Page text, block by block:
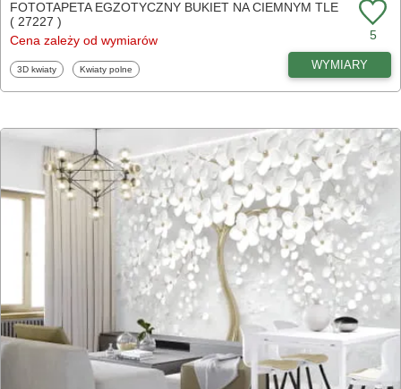
FOTOTAPETA EGZOTYCZNY BUKIET NA CIEMNYM TLE
( 27227 )
Cena zależy od wymiarów
5
Fototapety
3D kwiaty Fototapety
Kwiaty polne WYMIARY